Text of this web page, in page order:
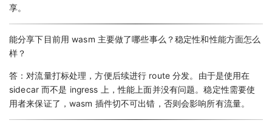
享。
能分享下目前用 wasm 主要做了哪些事么？稳定性和性能方面怎么
样？
答：对流量打标处理，方便后续进行 route 分发。由于是使用在
sidecar 而不是 ingress 上，性能上面并没有问题。稳定性需要使
用者来保证了，wasm 插件切不可出错，否则会影响所有流量。